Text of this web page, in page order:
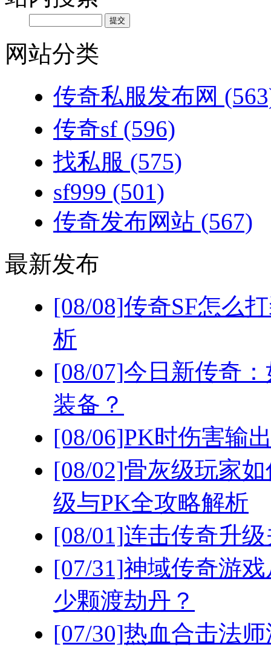
网站分类
传奇私服发布网
传奇sf (596)
找私服 (575)
sf999 (501)
传奇发布网站 (567)
最新发布
[08/08]传奇SF怎么
析
[08/07]今日新传奇
装备？
[08/06]PK时伤害输
[08/02]骨灰级玩家
级与PK全攻略解析
[08/01]连击传奇升
[07/31]神域传奇游
少颗渡劫丹？
[07/30]热血合击法